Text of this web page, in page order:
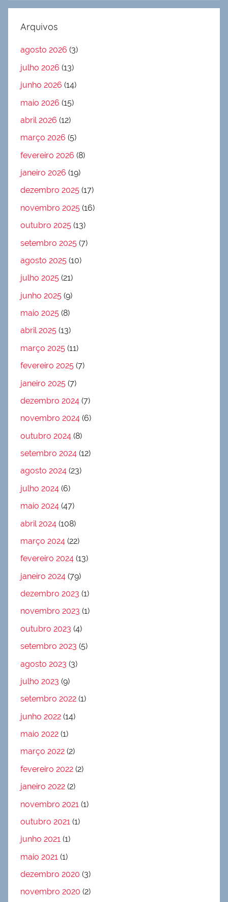
Arquivos
agosto 2026 (3)
julho 2026 (13)
junho 2026 (14)
maio 2026 (15)
abril 2026 (12)
março 2026 (5)
fevereiro 2026 (8)
janeiro 2026 (19)
dezembro 2025 (17)
novembro 2025 (16)
outubro 2025 (13)
setembro 2025 (7)
agosto 2025 (10)
julho 2025 (21)
junho 2025 (9)
maio 2025 (8)
abril 2025 (13)
março 2025 (11)
fevereiro 2025 (7)
janeiro 2025 (7)
dezembro 2024 (7)
novembro 2024 (6)
outubro 2024 (8)
setembro 2024 (12)
agosto 2024 (23)
julho 2024 (6)
maio 2024 (47)
abril 2024 (108)
março 2024 (22)
fevereiro 2024 (13)
janeiro 2024 (79)
dezembro 2023 (1)
novembro 2023 (1)
outubro 2023 (4)
setembro 2023 (5)
agosto 2023 (3)
julho 2023 (9)
setembro 2022 (1)
junho 2022 (14)
maio 2022 (1)
março 2022 (2)
fevereiro 2022 (2)
janeiro 2022 (2)
novembro 2021 (1)
outubro 2021 (1)
junho 2021 (1)
maio 2021 (1)
dezembro 2020 (3)
novembro 2020 (2)